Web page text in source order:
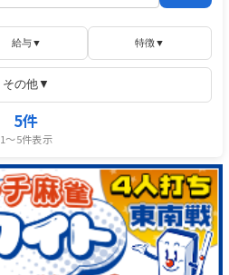
給与▼ 特徴▼
その他▼
5件
1〜5件表示